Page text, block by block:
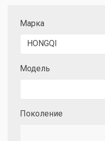
Марка
HONGQI
Модель
Поколение